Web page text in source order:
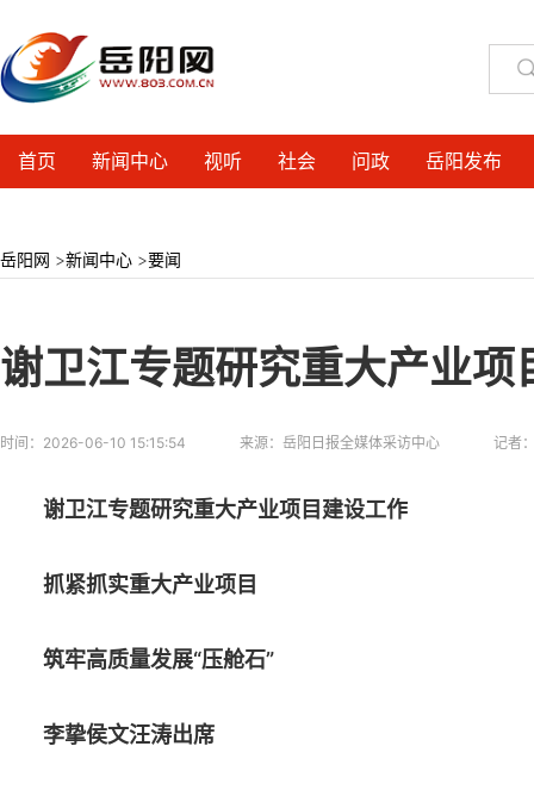
首页 新闻中心 视听 社会 问政 岳阳发布
岳阳网 >新闻中心 >要闻
谢卫江专题研究重大产业项
时间： 2026-06-10 15:15:54 来源： 岳阳日报全媒体采访中心 记者
谢卫江专题研究重大产业项目建设工作
抓紧抓实重大产业项目
筑牢高质量发展“压舱石”
李挚侯文汪涛出席